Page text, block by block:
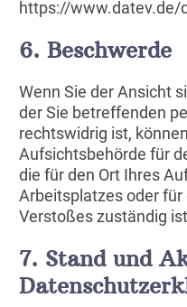
https://www.datev.de/
6. Beschwerde
Wenn Sie der Ansicht
der Sie betreffenden
rechtswidrig ist,
Aufsichtsbehörde für
die für den Ort Ihres
Arbeitsplatzes oder
Verstoßes zuständig
7. Stand und